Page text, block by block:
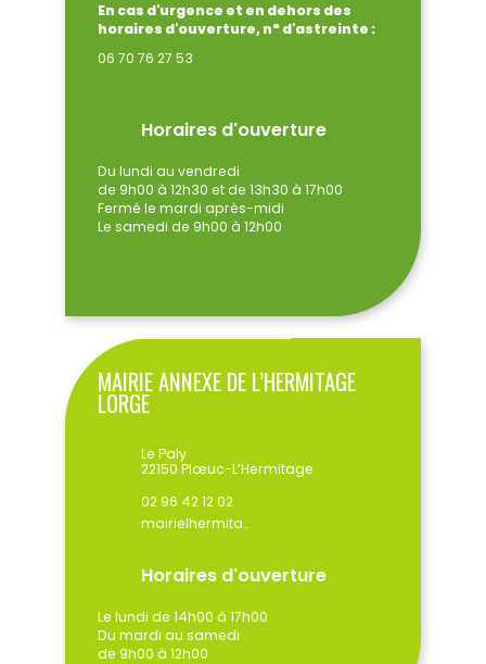
En cas d'urgence et en dehors des
horaires d'ouverture, n° d'astreinte :
06 70 76 27 53
Horaires d'ouverture
Du lundi au vendredi
de 9h00 à 12h30 et de 13h30 à 17h00
Fermé le mardi après-midi
Le samedi de 9h00 à 12h00
MAIRIE ANNEXE DE L’HERMITAGE
LORGE
Le Paly
22150 Plœuc-L’Hermitage
02 96 42 12 02
mairielhermitage@ploeuclhermitage.bzh
Horaires d'ouverture
Le lundi de 14h00 à 17h00
Du mardi au samedi
de 9h00 à 12h00